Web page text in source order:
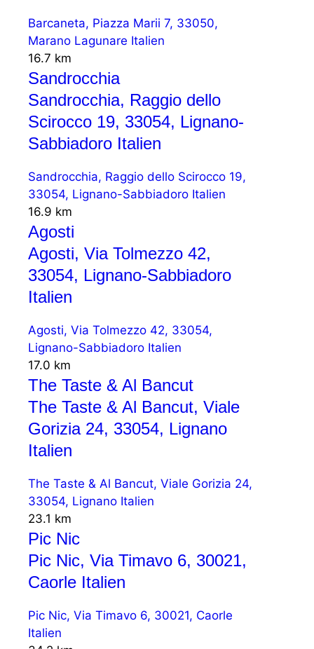
Barcaneta, Piazza Marii 7, 33050,
Marano Lagunare Italien
16.7 km
Sandrocchia
Sandrocchia, Raggio dello
Scirocco 19, 33054, Lignano-
Sabbiadoro Italien
Sandrocchia, Raggio dello Scirocco 19,
33054, Lignano-Sabbiadoro Italien
16.9 km
Agosti
Agosti, Via Tolmezzo 42,
33054, Lignano-Sabbiadoro
Italien
Agosti, Via Tolmezzo 42, 33054,
Lignano-Sabbiadoro Italien
17.0 km
The Taste & Al Bancut
The Taste & Al Bancut, Viale
Gorizia 24, 33054, Lignano
Italien
The Taste & Al Bancut, Viale Gorizia 24,
33054, Lignano Italien
23.1 km
Pic Nic
Pic Nic, Via Timavo 6, 30021,
Caorle Italien
Pic Nic, Via Timavo 6, 30021, Caorle
Italien